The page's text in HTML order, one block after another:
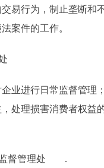
行为，制止垄断和不
案件的工作。
进行日常监督管理；
处理损害消费者权益
督管理处 .